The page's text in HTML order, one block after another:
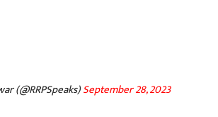
(@RRPSpeaks)September 28, 2023